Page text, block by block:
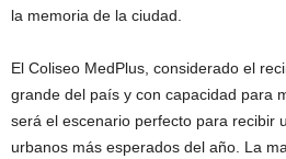
la memoria de la ciudad.
El Coliseo MedPlus, considerado el
grande del país y con capacidad para
será el escenario perfecto para recibir
urbanos más esperados del año. La